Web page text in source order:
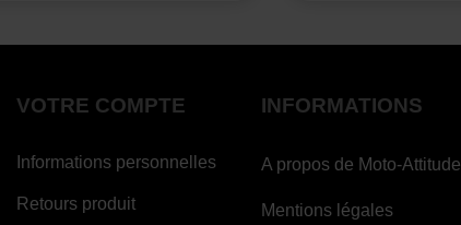
VOTRE COMPTE
Informations personnelles
Retours produit
INFORMATIONS
A propos de Moto-Attitude
Mentions légales